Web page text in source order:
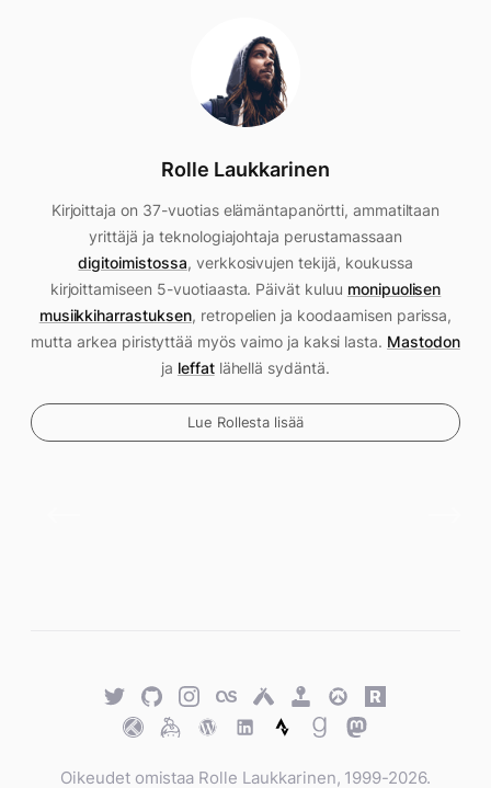
Rolle Laukkarinen
Kirjoittaja on 37-vuotias elämäntapanörtti, ammatiltaan
yrittäjä ja teknologiajohtaja perustamassaan
digitoimistossa, verkkosivujen tekijä, koukussa
kirjoittamiseen 5-vuotiaasta. Päivät kuluu monipuolisen
musiikkiharrastuksen, retropelien ja koodaamisen parissa,
mutta arkea piristyttää myös vaimo ja kaksi lasta. Mastodon
ja leffatlähellä sydäntä.
Lue Rollesta lisää
TwitterGitHubTwitterLast.fmUntappd
Retro
Achievements
Overwatch
Rawg.io
TraktKeybaseWordPress
WordPress
StravaGoodreads
Mastodon
Oikeudet omistaa Rolle Laukkarinen, 1999-2026.